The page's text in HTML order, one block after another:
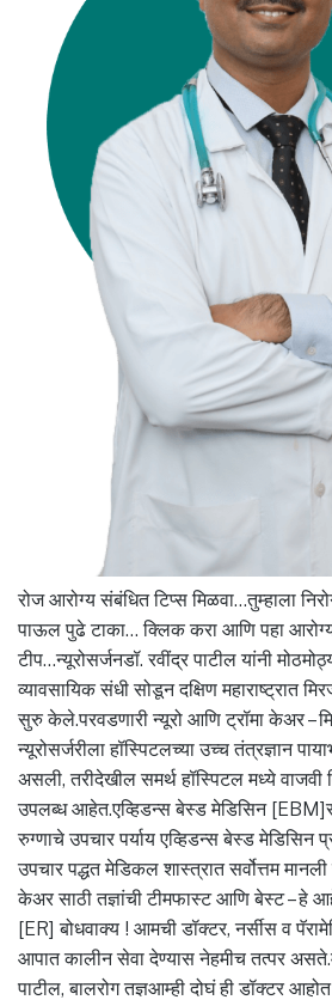
रोज आरोग्य संबंधित टिप्स मिळवा…तुम्हाला
पाऊल पुढे टाका… क्लिक करा आणि पहा
टीप…न्यूरोसर्जनडॉ. रवींद्र पाटील यांनी
व्यावसायिक संधी सोडून दक्षिण महाराष्ट्रात
सुरु केले.परवडणारी न्यूरो आणि ट्रॉमा केअर –
न्यूरोसर्जरीला हॉस्पिटलच्या उच्च तंत्रज्ञान
असली, तरीदेखील समर्थ हॉस्पिटल मध्ये वाजवी
उपलब्ध आहेत.एव्हिडन्स बेस्ड मेडिसिन
रुग्णाचे उपचार पर्याय एव्हिडन्स बेस्ड मेडिसिन
उपचार पद्धत मेडिकल शास्त्रात सर्वोत्तम
केअर साठी तज्ञांची टीमफास्ट आणि बेस्ट – हे
[ER] बोधवाक्य ! आमची डॉक्टर, नर्सीस व
आपात कालीन सेवा देण्यास नेहमीच तत्पर
पाटील, बालरोग तज्ञआम्ही दोघं ही डॉक्टर